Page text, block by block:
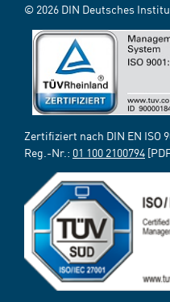
© 2026 DIN Deutsches
Zertifiziert nach DIN EN ISO
Reg.-Nr.: 01 100 2100794